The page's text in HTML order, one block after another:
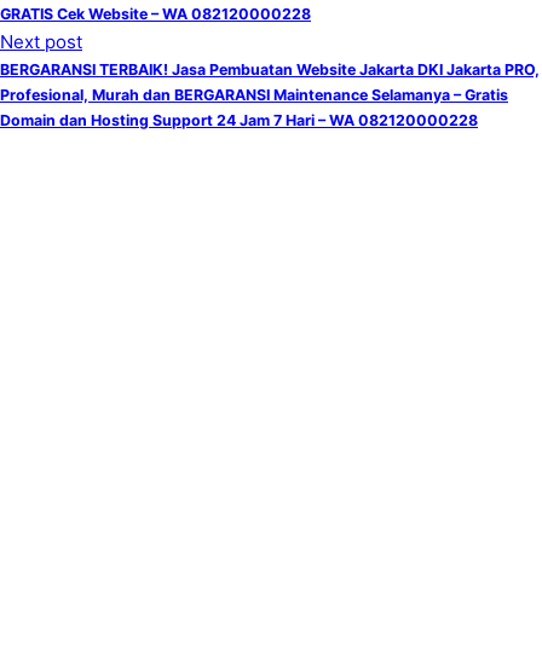
GRATIS Cek Website – WA 082120000228
Next post
BERGARANSI TERBAIK! Jasa Pembuatan Website Jakarta DKI Jakarta PRO,
Profesional, Murah dan BERGARANSI Maintenance Selamanya – Gratis
Domain dan Hosting Support 24 Jam 7 Hari – WA 082120000228